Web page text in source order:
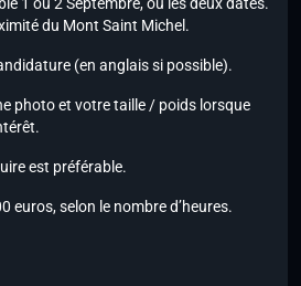
du Mont Saint Michel.
(en anglais si possible).
photo et votre taille / poids lorsque
est préférable.
euros, selon le nombre d’heures.